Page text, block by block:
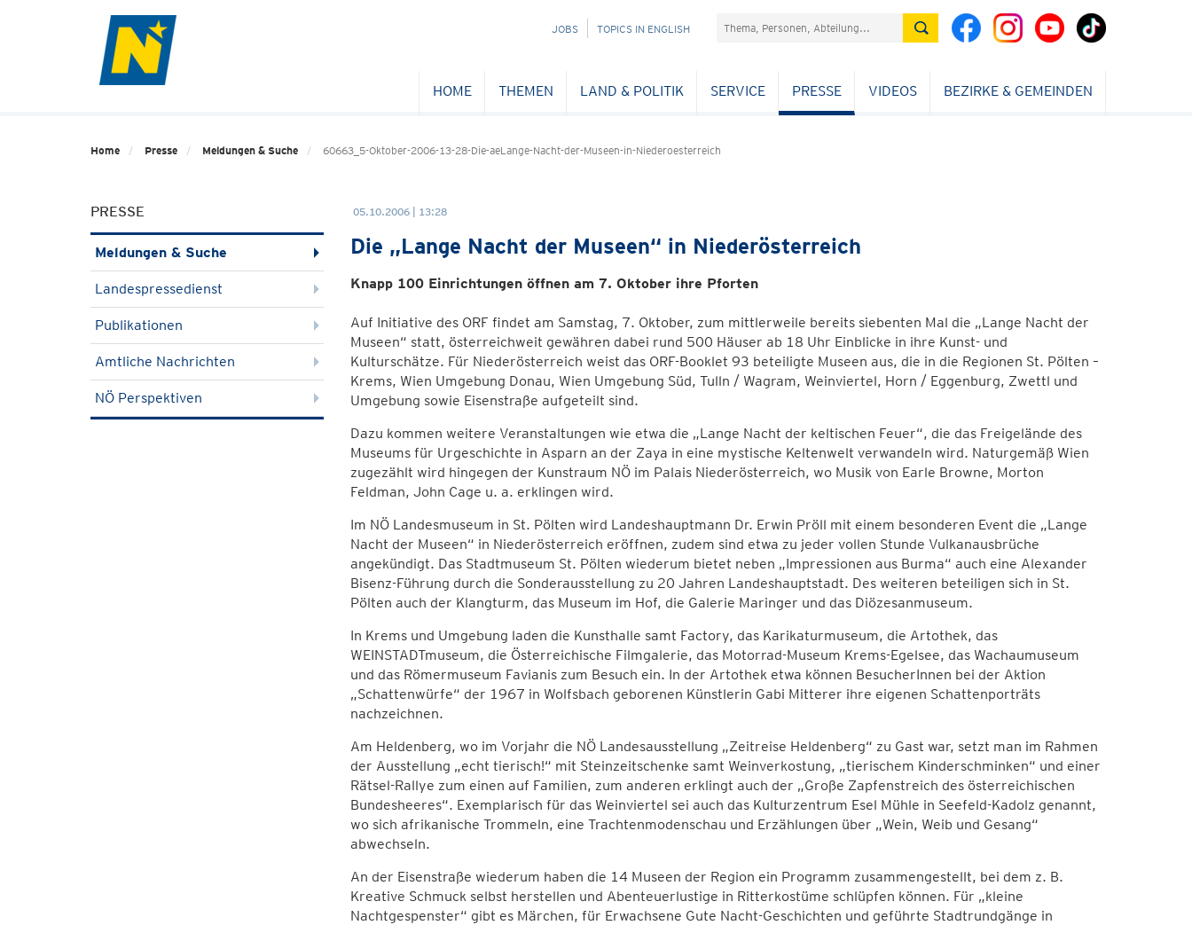
NAVIGATION
JOBS TOPICS IN ENGLISH Suchefeld
HOME THEMEN LAND & POLITIK SERVICE PRESSE VIDEOS BEZIRKE & GEMEINDEN
Home Presse Meldungen & Suche 60663_5-Oktober-2006-13-28-Die-aeLange-Nacht-der-Museen-in-Niederoesterreich
PRESSE
Meldungen & Suche
Landespressedienst
Publikationen
Amtliche Nachrichten
NÖ Perspektiven
05.10.2006 | 13:28
Die „Lange Nacht der Museen“ in Niederösterreich
Knapp 100 Einrichtungen öffnen am 7. Oktober ihre Pforten
Auf Initiative des ORF findet am Samstag, 7. Oktober, zum mittlerweile bereits siebenten Mal die „Lange Nacht der
Museen“ statt, österreichweit gewähren dabei rund 500 Häuser ab 18 Uhr Einblicke in ihre Kunst- und
Kulturschätze. Für Niederösterreich weist das ORF-Booklet 93 beteiligte Museen aus, die in die Regionen St. Pölten –
Krems, Wien Umgebung Donau, Wien Umgebung Süd, Tulln / Wagram, Weinviertel, Horn / Eggenburg, Zwettl und
Umgebung sowie Eisenstraße aufgeteilt sind.
Dazu kommen weitere Veranstaltungen wie etwa die „Lange Nacht der keltischen Feuer“, die das Freigelände des
Museums für Urgeschichte in Asparn an der Zaya in eine mystische Keltenwelt verwandeln wird. Naturgemäß Wien
zugezählt wird hingegen der Kunstraum NÖ im Palais Niederösterreich, wo Musik von Earle Browne, Morton
Feldman, John Cage u. a. erklingen wird.
Im NÖ Landesmuseum in St. Pölten wird Landeshauptmann Dr. Erwin Pröll mit einem besonderen Event die „Lange
Nacht der Museen“ in Niederösterreich eröffnen, zudem sind etwa zu jeder vollen Stunde Vulkanausbrüche
angekündigt. Das Stadtmuseum St. Pölten wiederum bietet neben „Impressionen aus Burma“ auch eine Alexander
Bisenz-Führung durch die Sonderausstellung zu 20 Jahren Landeshauptstadt. Des weiteren beteiligen sich in St.
Pölten auch der Klangturm, das Museum im Hof, die Galerie Maringer und das Diözesanmuseum.
In Krems und Umgebung laden die Kunsthalle samt Factory, das Karikaturmuseum, die Artothek, das
WEINSTADTmuseum, die Österreichische Filmgalerie, das Motorrad-Museum Krems-Egelsee, das Wachaumuseum
und das Römermuseum Favianis zum Besuch ein. In der Artothek etwa können BesucherInnen bei der Aktion
„Schattenwürfe“ der 1967 in Wolfsbach geborenen Künstlerin Gabi Mitterer ihre eigenen Schattenporträts
nachzeichnen.
Am Heldenberg, wo im Vorjahr die NÖ Landesausstellung „Zeitreise Heldenberg“ zu Gast war, setzt man im Rahmen
der Ausstellung „echt tierisch!“ mit Steinzeitschenke samt Weinverkostung, „tierischem Kinderschminken“ und einer
Rätsel-Rallye zum einen auf Familien, zum anderen erklingt auch der „Große Zapfenstreich des österreichischen
Bundesheeres“. Exemplarisch für das Weinviertel sei auch das Kulturzentrum Esel Mühle in Seefeld-Kadolz genannt,
wo sich afrikanische Trommeln, eine Trachtenmodenschau und Erzählungen über „Wein, Weib und Gesang“
abwechseln.
An der Eisenstraße wiederum haben die 14 Museen der Region ein Programm zusammengestellt, bei dem z. B.
Kreative Schmuck selbst herstellen und Abenteuerlustige in Ritterkostüme schlüpfen können. Für „kleine
Nachtgespenster“ gibt es Märchen, für Erwachsene Gute Nacht-Geschichten und geführte Stadtrundgänge in